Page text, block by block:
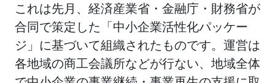
これは先月、経済産業省・金融庁・財務省が
合同で策定した「中小企業活性化パッケー
ジ」に基づいて組織されたものです。運営は
各地域の商工会議所などが行ない、地域全体